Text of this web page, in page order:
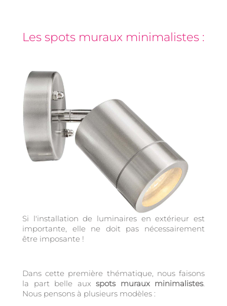
Les spots muraux minimalistes :
Si l'installation de luminaires en extérieur est
importante, elle ne doit pas nécessairement
être imposante !
Dans cette première thématique, nous faisons
la part belle aux spots muraux minimalistes.
Nous pensons à plusieurs modèles :